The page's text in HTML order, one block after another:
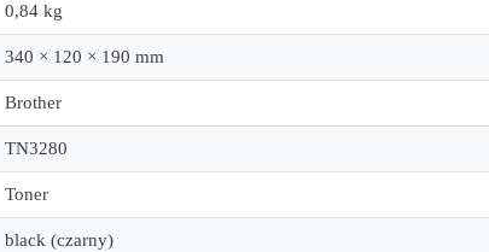
0,84 kg
340 × 120 × 190 mm
Brother
TN3280
Toner
black (czarny)